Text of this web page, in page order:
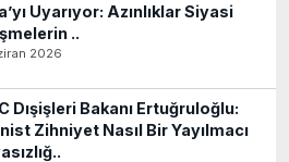
Uyarıyor: Azınlıklar Siyasi
..
2026
Dışişleri Bakanı Ertuğruloğlu:
Zihniyet Nasıl Bir Yayılmacı